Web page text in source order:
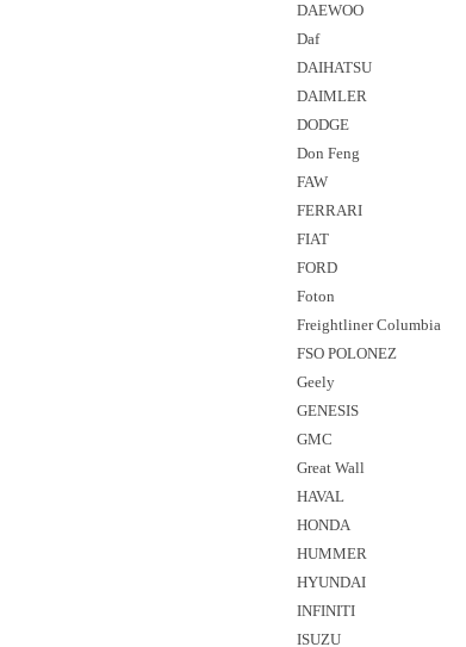
DAEWOO
Daf
DAIHATSU
DAIMLER
DODGE
Don Feng
FAW
FERRARI
FIAT
FORD
Foton
Freightliner Columbia
FSO POLONEZ
Geely
GENESIS
GMC
Great Wall
HAVAL
HONDA
HUMMER
HYUNDAI
INFINITI
ISUZU